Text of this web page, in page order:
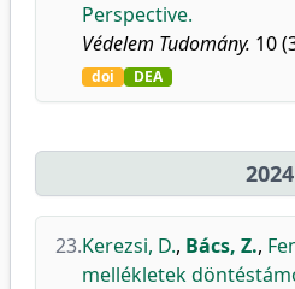
Perspective.
Védelem Tudomány. 10
doi DEA
2024
23.Kerezsi, D., Bács, Z.,
mellékletek